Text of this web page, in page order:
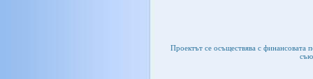
Проектът се осъществява с финансовата